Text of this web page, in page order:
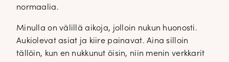
normaalia.
Minulla on välillä aikoja, jolloin nukun huonosti.
Aukiolevat asiat ja kiire painavat. Aina silloin
tällöin, kun en nukkunut öisin, niin menin verkkarit